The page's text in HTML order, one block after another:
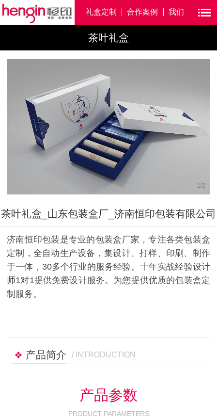
礼盒定制 合作案例 我们
茶叶礼盒
1 /2
茶叶礼盒_山东包装盒厂_济南恒印包装有限公司
济南恒印包装是专业的包装盒厂家，专注各类包装盒
定制，全自动生产设备，集设计、打样、印刷、制作
于一体，30多个行业的服务经验。十年实战经验设计
师1对1提供免费设计服务。为您提供优质的包装盒定
制服务。
产品简介 / INTRODUCTION
产品参数
PRODUCT PARAMETERS